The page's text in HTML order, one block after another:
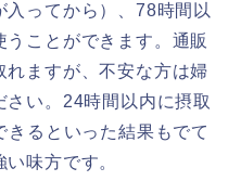
ってから）、78時間以
ことができます。通販
ますが、不安な方は婦
さい。24時間以内に摂取
るといった結果もでて
味方です。